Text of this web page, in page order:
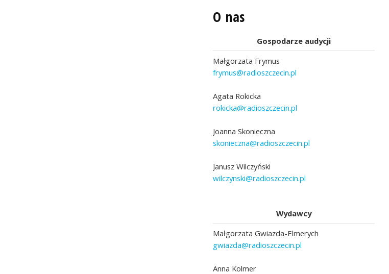
O nas
Gospodarze audycji
Małgorzata Frymus
frymus@radioszczecin.pl
Agata Rokicka
rokicka@radioszczecin.pl
Joanna Skonieczna
skonieczna@radioszczecin.pl
Janusz Wilczyński
wilczynski@radioszczecin.pl
Wydawcy
Małgorzata Gwiazda-Elmerych
gwiazda@radioszczecin.pl
Anna Kolmer